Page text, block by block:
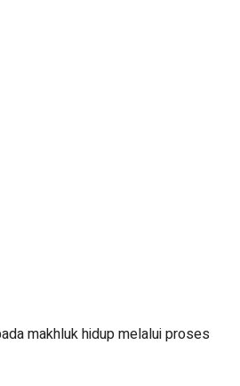
makhluk hidup melalui proses